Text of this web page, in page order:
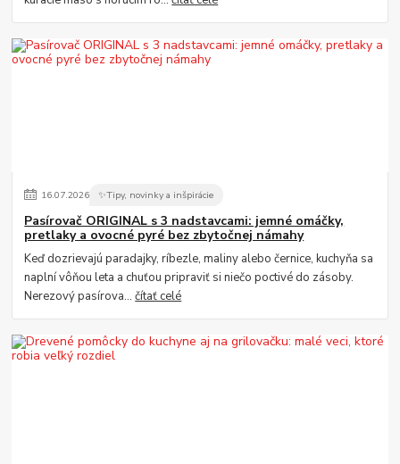
16.07.2026 ✨Tipy, novinky a inšpirácie
Pasírovač ORIGINAL s 3 nadstavcami: jemné omáčky,
pretlaky a ovocné pyré bez zbytočnej námahy
Keď dozrievajú paradajky, ríbezle, maliny alebo černice, kuchyňa sa
naplní vôňou leta a chuťou pripraviť si niečo poctivé do zásoby.
Nerezový pasírova...čítať celé